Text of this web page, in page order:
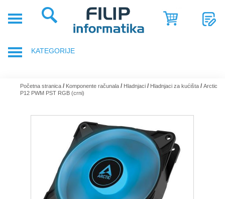
POSLOVNA
SERVIS
NOVOSTI
KATEGORIJE
Početna stranica / Komponente računala / Hladnjaci / Hladnjaci za kućišta / Arctic
P12 PWM PST RGB (crni)